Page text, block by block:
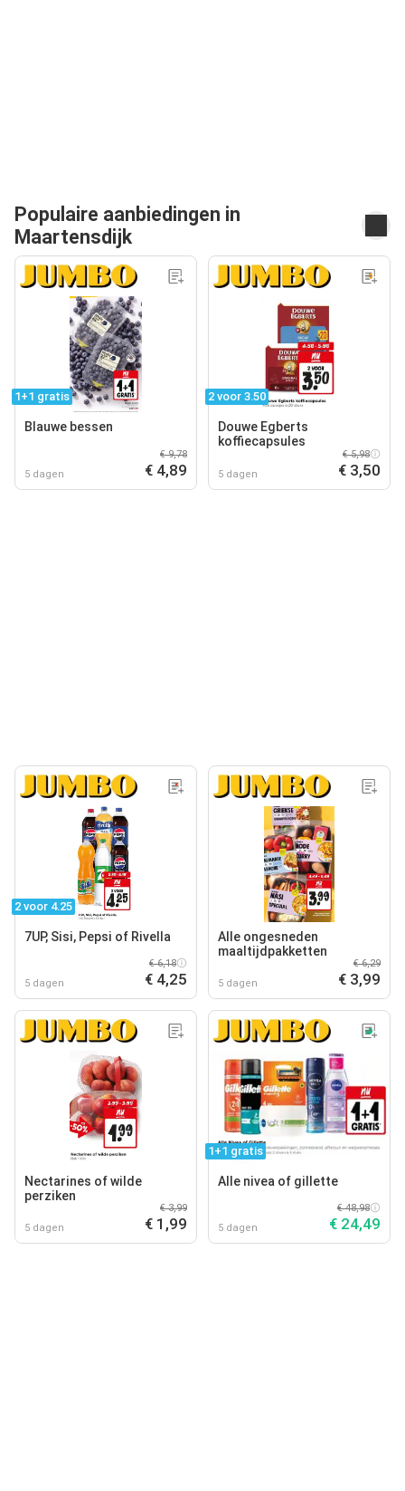
Populaire aanbiedingen in
Maartensdijk
1+1 gratis
Blauwe bessen
5 dagen
€ 9,78
€ 4,89
2 voor 3.50
Douwe Egberts
koffiecapsules
5 dagen
€ 5,98
€ 3,50
2 voor 4.25
7UP, Sisi, Pepsi of Rivella
5 dagen
€ 6,18
€ 4,25
Alle ongesneden
maaltijdpakketten
5 dagen
€ 6,29
€ 3,99
Nectarines of wilde
perziken
5 dagen
€ 3,99
€ 1,99
1+1 gratis
Alle nivea of gillette
5 dagen
€ 48,98
€ 24,49